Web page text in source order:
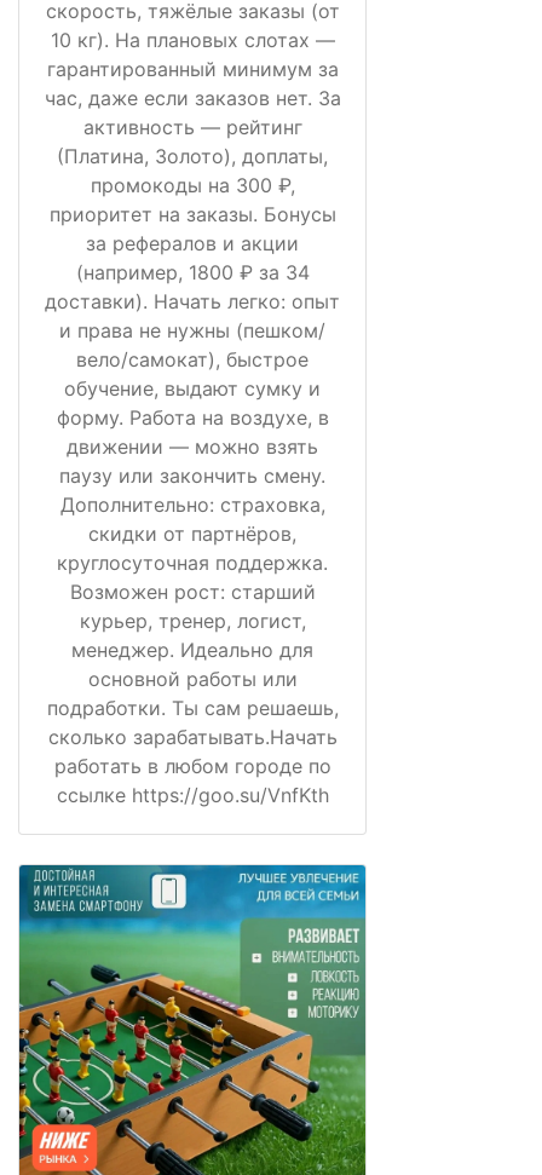
скорость, тяжёлые заказы (от
10 кг). На плановых слотах —
гарантированный минимум за
час, даже если заказов нет. За
активность — рейтинг
(Платина, Золото), доплаты,
промокоды на 300 ₽,
приоритет на заказы. Бонусы
за рефералов и акции
(например, 1800 ₽ за 34
доставки). Начать легко: опыт
и права не нужны (пешком/
вело/самокат), быстрое
обучение, выдают сумку и
форму. Работа на воздухе, в
движении — можно взять
паузу или закончить смену.
Дополнительно: страховка,
скидки от партнёров,
круглосуточная поддержка.
Возможен рост: старший
курьер, тренер, логист,
менеджер. Идеально для
основной работы или
подработки. Ты сам решаешь,
сколько зарабатывать.Начать
работать в любом городе по
ссылке https://goo.su/VnfKth